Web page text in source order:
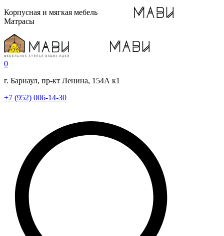
Корпусная и мягкая мебель
Матрасы
0
г. Барнаул, пр-кт Ленина, 154А к1
+7 (952) 006-14-30